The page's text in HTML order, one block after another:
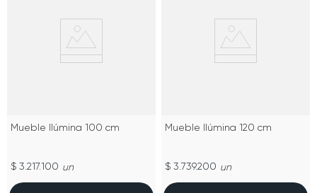
Mueble Ilúmina 100 cm
$ 3.217.100 un
Mueble Ilúmina 120 cm
$ 3.739.200 un